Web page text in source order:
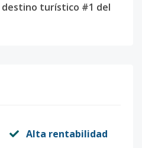
turístico #1 del
Alta rentabilidad